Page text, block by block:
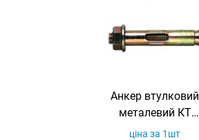
Анкер втулковий
металевий КТ
М10х60, з
ціна за 1шт